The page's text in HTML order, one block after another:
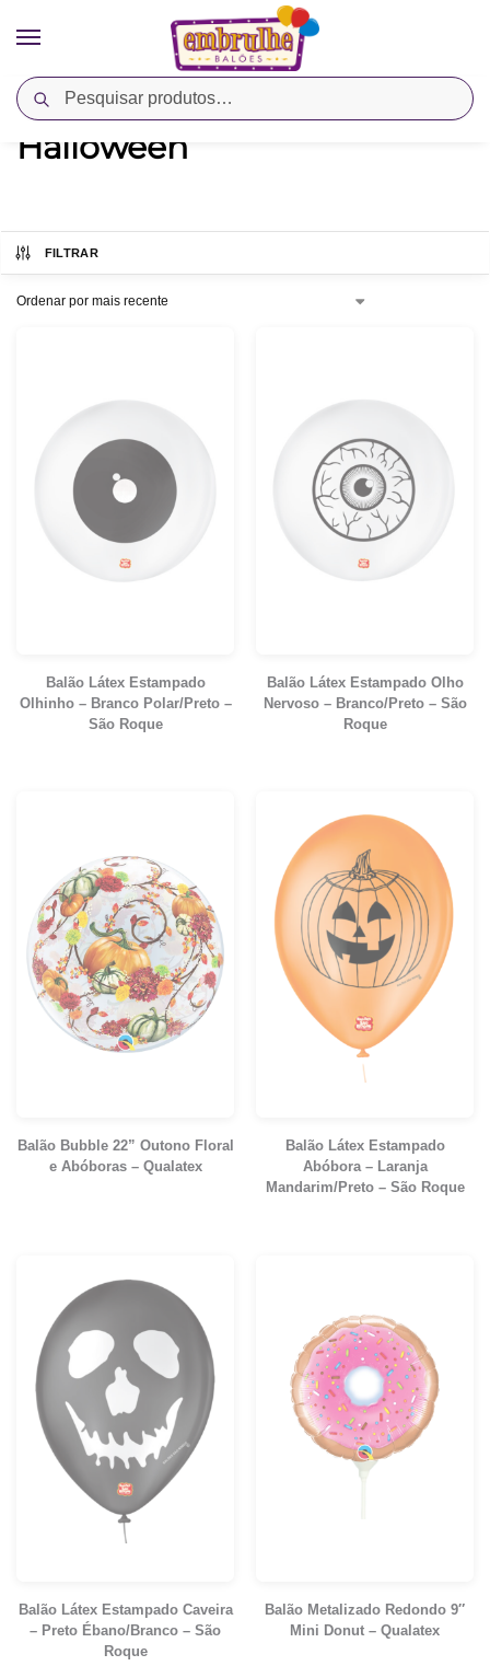
Pesquisar
Início Temas / Datas Comemorativas
Halloween
FILTRAR
Balão Látex Estampado
Olhinho – Branco Polar/Preto –
São Roque
Balão Látex Estampado Olho
Nervoso – Branco/Preto – São
Roque
Balão Bubble 22” Outono Floral
e Abóboras – Qualatex
Balão Látex Estampado
Abóbora – Laranja
Mandarim/Preto – São Roque
Balão Látex Estampado Caveira
– Preto Ébano/Branco – São
Roque
Balão Metalizado Redondo 9″
Mini Donut – Qualatex